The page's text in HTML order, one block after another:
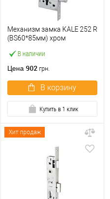
В наличии
Механизм замка KALE 252 R
(BS60*85мм) хром
Цена 902 грн.
В корзину
Купить в 1 клик
Хит продаж